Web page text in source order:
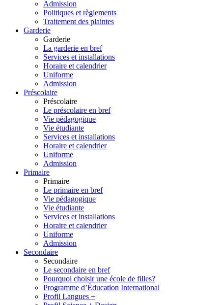
Admission
Politiques et règlements
Traitement des plaintes
Garderie
Garderie
La garderie en bref
Services et installations
Horaire et calendrier
Uniforme
Admission
Préscolaire
Préscolaire
Le préscolaire en bref
Vie pédagogique
Vie étudiante
Services et installations
Horaire et calendrier
Uniforme
Admission
Primaire
Primaire
Le primaire en bref
Vie pédagogique
Vie étudiante
Services et installations
Horaire et calendrier
Uniforme
Admission
Secondaire
Secondaire
Le secondaire en bref
Pourquoi choisir une école de filles?
Programme d’Éducation International
Profil Langues +